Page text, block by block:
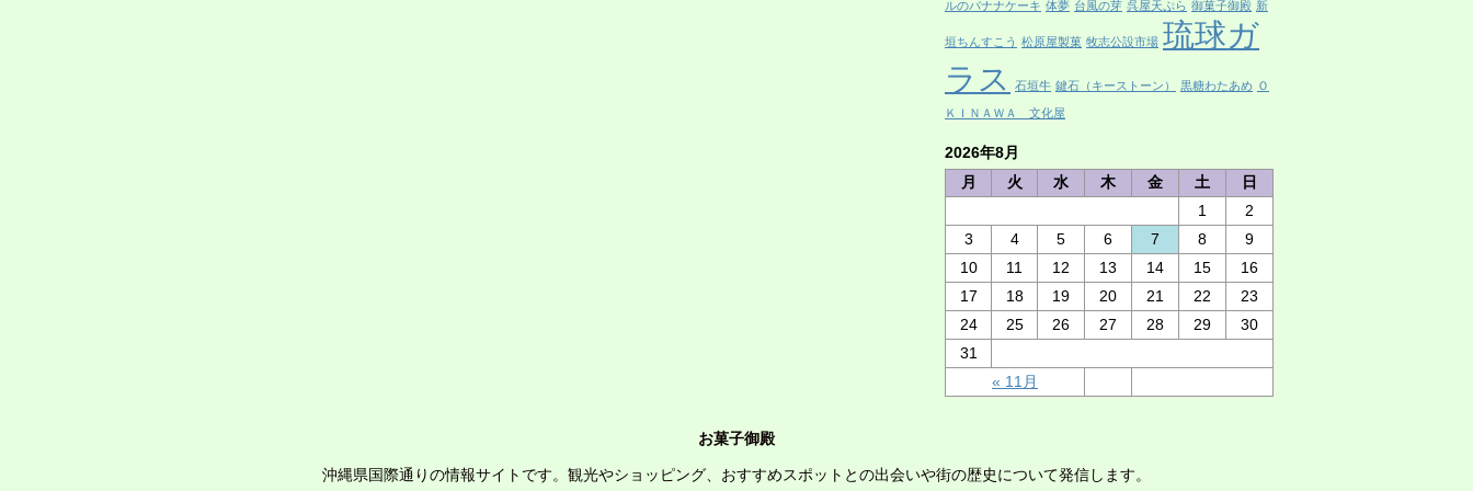
ルのバナナケーキ 体夢 台風の芽 呉屋天ぷら 御菓子御殿 新
垣ちんすこう 松原屋製菓 牧志公設市場 琉球ガ
ラス
石垣牛 鍵石（キーストーン） 黒糖わたあめ Ｏ
ＫＩＮＡＷＡ 文化屋
2026年8月
月
火 水 木 金 土 日
« 11月
1
2
3
4 5 6 7 8
9
10
11 12 13 14 15
16
17
18 19 20 21 22
23
24
25 26 27 28 29
30
31
お菓子御殿
沖縄県国際通りの情報サイトです。観光やショッピング、おすすめスポットとの出会いや街の歴史について発信します。